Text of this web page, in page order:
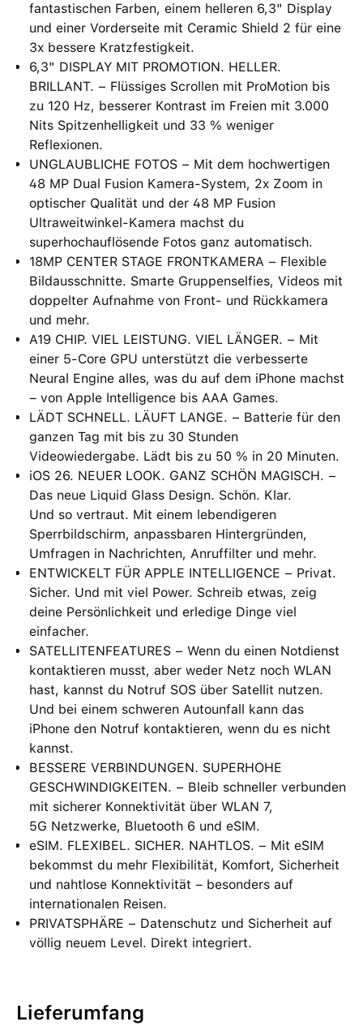
fantastischen Farben, einem helleren 6,3" Display
und einer Vorderseite mit Ceramic Shield 2 für eine
3x bessere Kratzfestigkeit.
6,3" DISPLAY MIT PROMOTION. HELLER.
BRILLANT. − Flüssiges Scrollen mit ProMotion bis
zu 120 Hz, besserer Kontrast im Freien mit 3.000
Nits Spitzenhelligkeit und 33 % weniger
Reflexionen.
UNGLAUBLICHE FOTOS − Mit dem hochwertigen
48 MP Dual Fusion Kamera-System, 2x Zoom in
optischer Qualität und der 48 MP Fusion
Ultraweitwinkel-Kamera machst du
superhochauflösende Fotos ganz automatisch.
18MP CENTER STAGE FRONTKAMERA − Flexible
Bildausschnitte. Smarte Gruppenselfies, Videos mit
doppelter Aufnahme von Front- und Rückkamera
und mehr.
A19 CHIP. VIEL LEISTUNG. VIEL LÄNGER. − Mit
einer 5‑Core GPU unterstützt die verbesserte
Neural Engine alles, was du auf dem iPhone machst
– von Apple Intelligence bis AAA Games.
LÄDT SCHNELL. LÄUFT LANGE. − Batterie für den
ganzen Tag mit bis zu 30 Stunden
Videowiedergabe. Lädt bis zu 50 % in 20 Minuten.
iOS 26. NEUER LOOK. GANZ SCHÖN MAGISCH. −
Das neue Liquid Glass Design. Schön. Klar.
Und so vertraut. Mit einem lebendigeren
Sperrbildschirm, anpassbaren Hintergründen,
Umfragen in Nachrichten, Anruffilter und mehr.
ENTWICKELT FÜR APPLE INTELLIGENCE − Privat.
Sicher. Und mit viel Power. Schreib etwas, zeig
deine Persönlichkeit und erledige Dinge viel
einfacher.
SATELLITENFEATURES − Wenn du einen Notdienst
kontaktieren musst, aber weder Netz noch WLAN
hast, kannst du Notruf SOS über Satellit nutzen.
Und bei einem schweren Autounfall kann das
iPhone den Notruf kontaktieren, wenn du es nicht
kannst.
BESSERE VERBINDUNGEN. SUPERHOHE
GESCHWINDIGKEITEN. − Bleib schneller verbunden
mit sicherer Konnektivität über WLAN 7,
5G Netzwerke, Bluetooth 6 und eSIM.
eSIM. FLEXIBEL. SICHER. NAHTLOS. − Mit eSIM
bekommst du mehr Flexibilität, Komfort, Sicherheit
und nahtlose Konnektivität – besonders auf
internationalen Reisen.
PRIVATSPHÄRE − Datenschutz und Sicherheit auf
völlig neuem Level. Direkt integriert.
Lieferumfang